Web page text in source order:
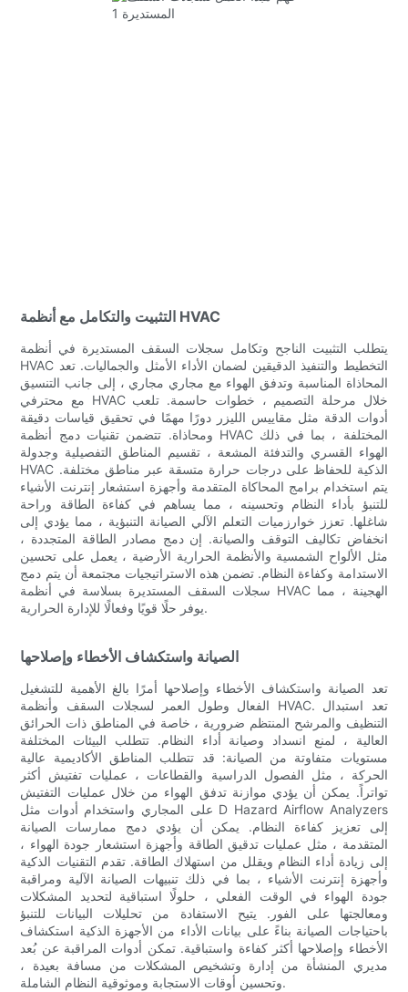
التثبيت والتكامل مع أنظمة HVAC
يتطلب التثبيت الناجح وتكامل سجلات السقف المستديرة في أنظمة
HVAC التخطيط والتنفيذ الدقيقين لضمان الأداء الأمثل والجماليات. تعد
المحاذاة المناسبة وتدفق الهواء مع مجاري مجاري ، إلى جانب التنسيق
مع محترفي HVAC خلال مرحلة التصميم ، خطوات حاسمة. تلعب
أدوات الدقة مثل مقاييس الليزر دورًا مهمًا في تحقيق قياسات دقيقة
ومحاذاة. تتضمن تقنيات دمج أنظمة HVAC المختلفة ، بما في ذلك
الهواء القسري والتدفئة المشعة ، تقسيم المناطق التفصيلية وجدولة
HVAC الذكية للحفاظ على درجات حرارة متسقة عبر مناطق مختلفة.
يتم استخدام برامج المحاكاة المتقدمة وأجهزة استشعار إنترنت الأشياء
للتنبؤ بأداء النظام وتحسينه ، مما يساهم في كفاءة الطاقة وراحة
شاغلها. تعزز خوارزميات التعلم الآلي الصيانة التنبؤية ، مما يؤدي إلى
انخفاض تكاليف التوقف والصيانة. إن دمج مصادر الطاقة المتجددة ،
مثل الألواح الشمسية والأنظمة الحرارية الأرضية ، يعمل على تحسين
الاستدامة وكفاءة النظام. تضمن هذه الاستراتيجيات مجتمعة أن يتم دمج
سجلات السقف المستديرة بسلاسة في أنظمة HVAC الهجينة ، مما
يوفر حلًا قويًا وفعالًا للإدارة الحرارية.
الصيانة واستكشاف الأخطاء وإصلاحها
تعد الصيانة واستكشاف الأخطاء وإصلاحها أمرًا بالغ الأهمية للتشغيل
الفعال وطول العمر لسجلات السقف وأنظمة HVAC. تعد استبدال
التنظيف والمرشح المنتظم ضرورية ، خاصة في المناطق ذات الحرائق
العالية ، لمنع انسداد وصيانة أداء النظام. تتطلب البيئات المختلفة
مستويات متفاوتة من الصيانة: قد تتطلب المناطق الأكاديمية عالية
الحركة ، مثل الفصول الدراسية والقطاعات ، عمليات تفتيش أكثر
تواتراً. يمكن أن يؤدي موازنة تدفق الهواء من خلال عمليات التفتيش
على المجاري واستخدام أدوات مثل D Hazard Airflow Analyzers
إلى تعزيز كفاءة النظام. يمكن أن يؤدي دمج ممارسات الصيانة
المتقدمة ، مثل عمليات تدقيق الطاقة وأجهزة استشعار جودة الهواء ،
إلى زيادة أداء النظام ويقلل من استهلاك الطاقة. تقدم التقنيات الذكية
وأجهزة إنترنت الأشياء ، بما في ذلك تنبيهات الصيانة الآلية ومراقبة
جودة الهواء في الوقت الفعلي ، حلولًا استباقية لتحديد المشكلات
ومعالجتها على الفور. يتيح الاستفادة من تحليلات البيانات للتنبؤ
باحتياجات الصيانة بناءً على بيانات الأداء من الأجهزة الذكية استكشاف
الأخطاء وإصلاحها أكثر كفاءة واستباقية. تمكن أدوات المراقبة عن بُعد
مديري المنشأة من إدارة وتشخيص المشكلات من مسافة بعيدة ،
وتحسين أوقات الاستجابة وموثوقية النظام الشاملة.